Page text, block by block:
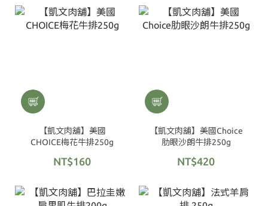
【凱文肉舖】美國
CHOICE梅花牛排250g
NT$160
【凱文肉舖】美國Choice
肋眼沙朗牛排250g
NT$420